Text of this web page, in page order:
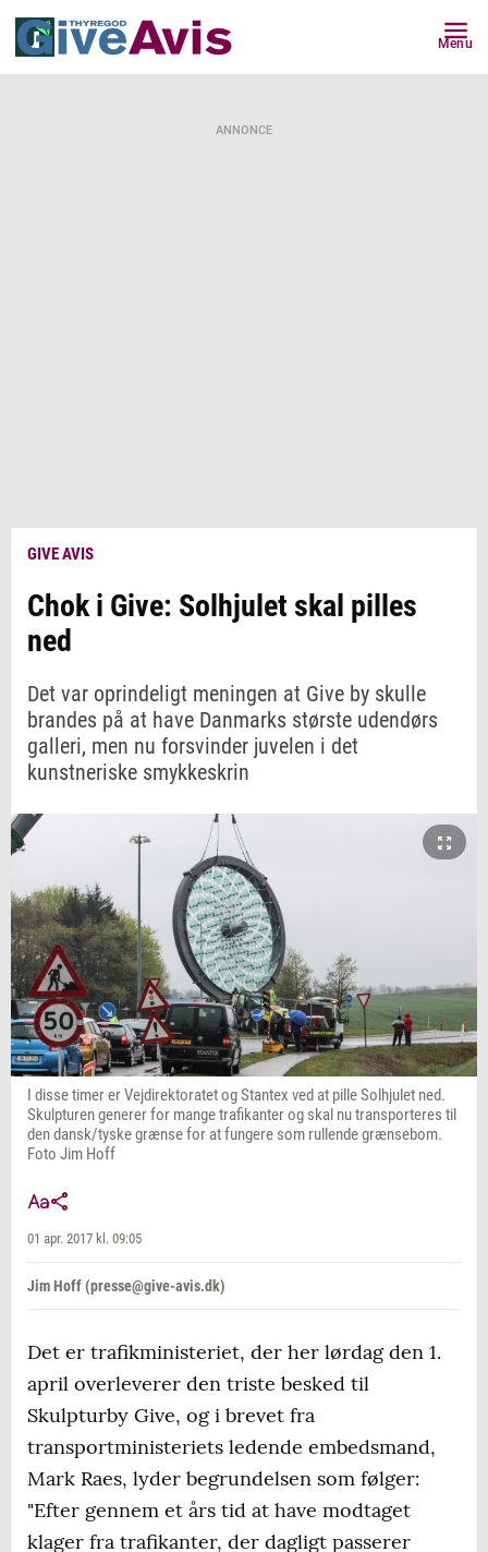
Menu
ANNONCE
GIVE AVIS
Chok i Give: Solhjulet skal pilles
ned
Det var oprindeligt meningen at Give by skulle
brandes på at have Danmarks største udendørs
galleri, men nu forsvinder juvelen i det
kunstneriske smykkeskrin
I disse timer er Vejdirektoratet og Stantex ved at pille Solhjulet ned.
Skulpturen generer for mange trafikanter og skal nu transporteres til
den dansk/tyske grænse for at fungere som rullende grænsebom.
Foto Jim Hoff
01 apr. 2017 kl. 09:05
Jim Hoff (presse@give-avis.dk)
Det er trafikministeriet, der her lørdag den 1.
april overleverer den triste besked til
Skulpturby Give, og i brevet fra
transportministeriets ledende embedsmand,
Mark Raes, lyder begrundelsen som følger:
"Efter gennem et års tid at have modtaget
klager fra trafikanter, der dagligt passerer